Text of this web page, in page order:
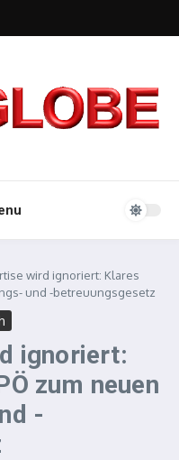
wird ignoriert: Klares
und -betreuungsgesetz
ignoriert:
zum neuen
-